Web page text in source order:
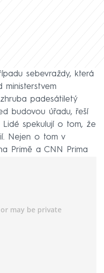
sebevraždy, která
padesátiletý
budovou úřadu, řeší
Lidé spekulují o tom, že
Nejen o tom v
Primě a CNN Prima